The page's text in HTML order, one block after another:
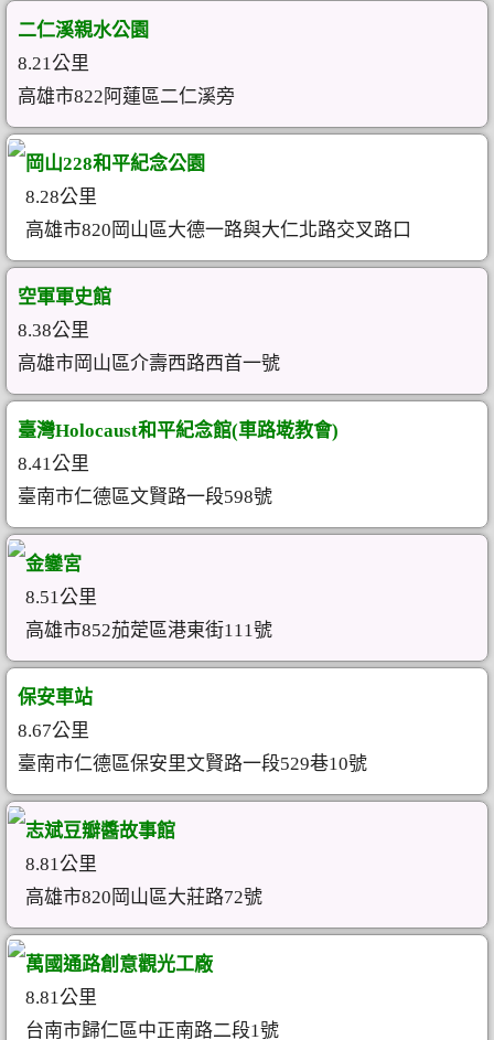
二仁溪親水公園
8.21公里
高雄市822阿蓮區二仁溪旁
岡山228和平紀念公園
8.28公里
高雄市820岡山區大德一路與大仁北路交叉路口
空軍軍史館
8.38公里
高雄市岡山區介壽西路西首一號
臺灣Holocaust和平紀念館(車路墘教會)
8.41公里
臺南市仁德區文賢路一段598號
金鑾宮
8.51公里
高雄市852茄萣區港東街111號
保安車站
8.67公里
臺南市仁德區保安里文賢路一段529巷10號
志斌豆瓣醬故事館
8.81公里
高雄市820岡山區大莊路72號
萬國通路創意觀光工廠
8.81公里
台南市歸仁區中正南路二段1號